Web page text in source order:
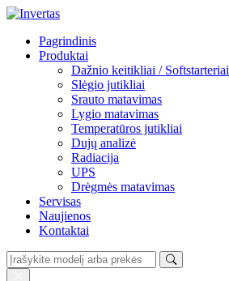
Pagrindinis
Produktai
Dažnio keitikliai / Softstarteriai
Slėgio jutikliai
Srauto matavimas
Lygio matavimas
Temperatūros jutikliai
Dujų analizė
Radiacija
UPS
Drėgmės matavimas
Servisas
Naujienos
Kontaktai